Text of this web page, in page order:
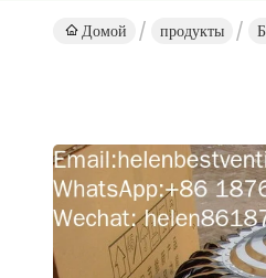
Домой продукты